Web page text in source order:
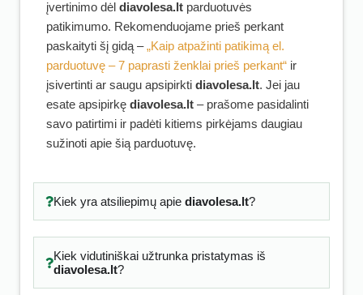
įvertinimo dėl diavolesa.lt parduotuvės
patikimumo. Rekomenduojame prieš perkant
paskaityti šį gidą –„Kaip atpažinti patikimą el.
parduotuvę – 7 paprasti ženklai prieš perkant“ ir
įsivertinti ar saugu apsipirkti diavolesa.lt. Jei jau
esate apsipirkę diavolesa.lt – prašome pasidalinti
savo patirtimi ir padėti kitiems pirkėjams daugiau
sužinoti apie šią parduotuvę.
Kiek yra atsiliepimų apie diavolesa.lt?
Kiek vidutiniškai užtrunka pristatymas iš
diavolesa.lt?